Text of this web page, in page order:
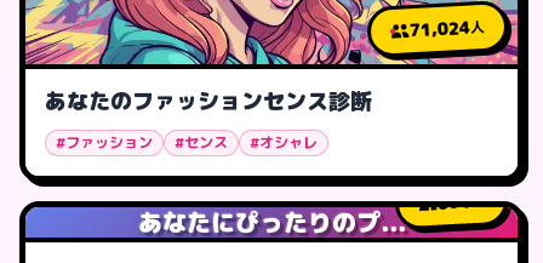
71,024人
あなたのファッションセンス診断
#ファッション #センス #オシャレ
あなたにぴったりのプ...
604人